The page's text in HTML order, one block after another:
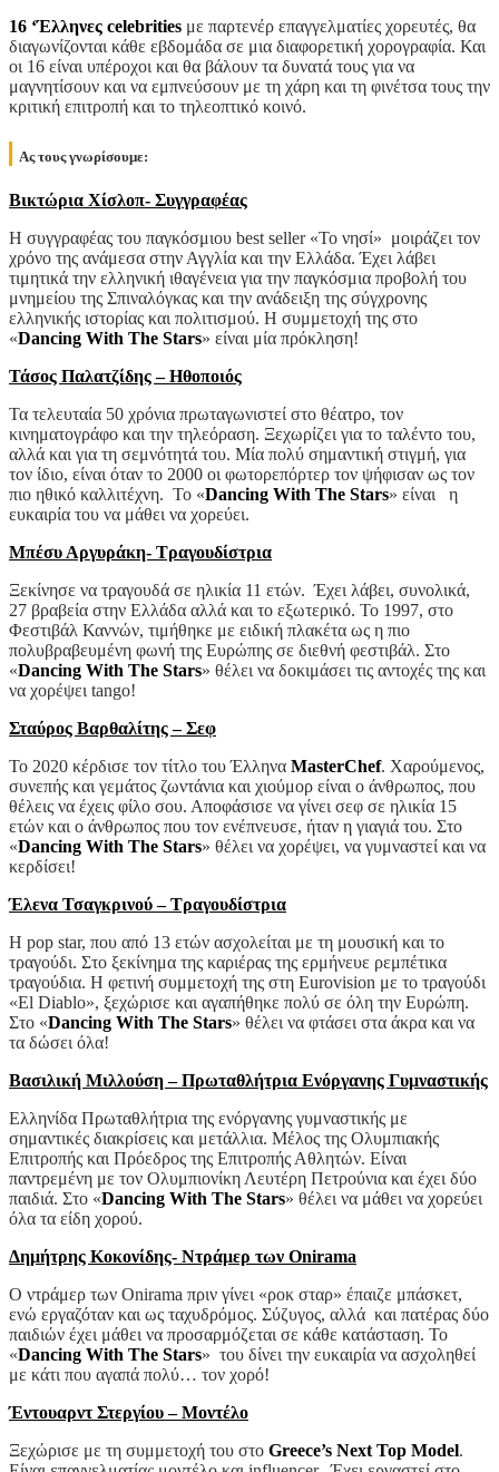
16 ‘Έλληνες celebrities με παρτενέρ επαγγελματίες χορευτές, θα
διαγωνίζονται κάθε εβδομάδα σε μια διαφορετική χορογραφία. Και
οι 16 είναι υπέροχοι και θα βάλουν τα δυνατά τους για να
μαγνητίσουν και να εμπνεύσουν με τη χάρη και τη φινέτσα τους την
κριτική επιτροπή και το τηλεοπτικό κοινό.
Ας τους γνωρίσουμε:
Βικτώρια Χίσλοπ- Συγγραφέας
Η συγγραφέας του παγκόσμιου best seller «Το νησί» μοιράζει τον
χρόνο της ανάμεσα στην Αγγλία και την Ελλάδα. Έχει λάβει
τιμητικά την ελληνική ιθαγένεια για την παγκόσμια προβολή του
μνημείου της Σπιναλόγκας και την ανάδειξη της σύγχρονης
ελληνικής ιστορίας και πολιτισμού. Η συμμετοχή της στο
«Dancing With The Stars» είναι μία πρόκληση!
Τάσος Παλατζίδης – Ηθοποιός
Τα τελευταία 50 χρόνια πρωταγωνιστεί στο θέατρο, τον
κινηματογράφο και την τηλεόραση. Ξεχωρίζει για το ταλέντο του,
αλλά και για τη σεμνότητά του. Μία πολύ σημαντική στιγμή, για
τον ίδιο, είναι όταν το 2000 οι φωτορεπόρτερ τον ψήφισαν ως τον
πιο ηθικό καλλιτέχνη. Το «Dancing With The Stars» είναι η
ευκαιρία του να μάθει να χορεύει.
Μπέσυ Αργυράκη- Τραγουδίστρια
Ξεκίνησε να τραγουδά σε ηλικία 11 ετών. Έχει λάβει, συνολικά,
27 βραβεία στην Ελλάδα αλλά και το εξωτερικό. Το 1997, στο
Φεστιβάλ Καννών, τιμήθηκε με ειδική πλακέτα ως η πιο
πολυβραβευμένη φωνή της Ευρώπης σε διεθνή φεστιβάλ. Στο
«Dancing With The Stars» θέλει να δοκιμάσει τις αντοχές της και
να χορέψει tango!
Σταύρος Βαρθαλίτης – Σεφ
Το 2020 κέρδισε τον τίτλο του Έλληνα MasterChef. Χαρούμενος,
συνεπής και γεμάτος ζωντάνια και χιούμορ είναι ο άνθρωπος, που
θέλεις να έχεις φίλο σου. Αποφάσισε να γίνει σεφ σε ηλικία 15
ετών και ο άνθρωπος που τον ενέπνευσε, ήταν η γιαγιά του. Στο
«Dancing With The Stars» θέλει να χορέψει, να γυμναστεί και να
κερδίσει!
Έλενα Τσαγκρινού – Τραγουδίστρια
Η pop star, που από 13 ετών ασχολείται με τη μουσική και το
τραγούδι. Στο ξεκίνημα της καριέρας της ερμήνευε ρεμπέτικα
τραγούδια. Η φετινή συμμετοχή της στη Eurovision με το τραγούδι
«El Diablo», ξεχώρισε και αγαπήθηκε πολύ σε όλη την Ευρώπη.
Στο «Dancing With The Stars» θέλει να φτάσει στα άκρα και να
τα δώσει όλα!
Βασιλική Μιλλούση – Πρωταθλήτρια Ενόργανης Γυμναστικής
Ελληνίδα Πρωταθλήτρια της ενόργανης γυμναστικής με
σημαντικές διακρίσεις και μετάλλια. Μέλος της Ολυμπιακής
Επιτροπής και Πρόεδρος της Επιτροπής Αθλητών. Είναι
παντρεμένη με τον Ολυμπιονίκη Λευτέρη Πετρούνια και έχει δύο
παιδιά. Στο «Dancing With The Stars» θέλει να μάθει να χορεύει
όλα τα είδη χορού.
Δημήτρης Κοκονίδης- Ντράμερ των Onirama
Ο ντράμερ των Onirama πριν γίνει «ροκ σταρ» έπαιζε μπάσκετ,
ενώ εργαζόταν και ως ταχυδρόμος. Σύζυγος, αλλά και πατέρας δύο
παιδιών έχει μάθει να προσαρμόζεται σε κάθε κατάσταση. Το
«Dancing With The Stars» του δίνει την ευκαιρία να ασχοληθεί
με κάτι που αγαπά πολύ… τον χορό!
Έντουαρντ Στεργίου – Μοντέλο
Ξεχώρισε με τη συμμετοχή του στο Greece’s Next Top Model.